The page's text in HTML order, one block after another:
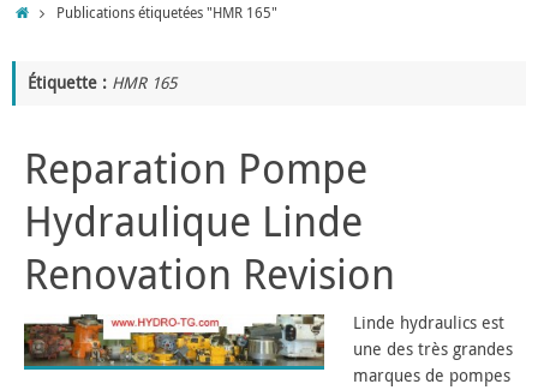
AccueilPublications étiquetées "HMR 165"
Étiquette : HMR 165
Reparation Pompe
Hydraulique Linde
Renovation Revision
Linde hydraulics est
une des très grandes
marques de pompes